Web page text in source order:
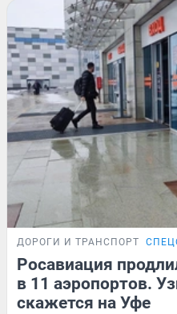
ДОРОГИ И ТРАНСПОРТ
Росавиация
в 11 аэропортов.
скажется на Уфе